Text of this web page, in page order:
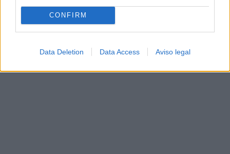
CONFIRM
Data Deletion Data Access Aviso legal